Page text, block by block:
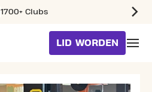
1700+ Clubs
LID WORDEN